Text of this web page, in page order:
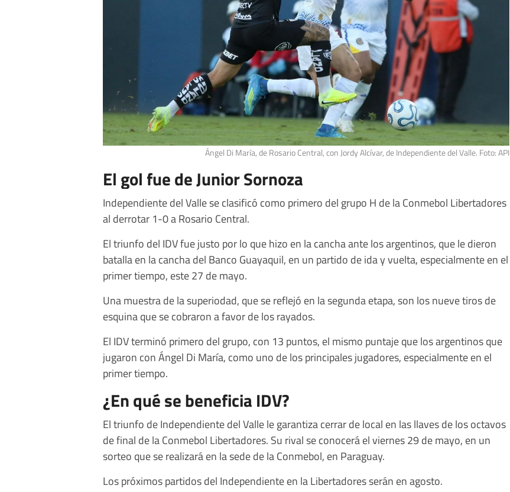
Ángel Di María, de Rosario Central, con Jordy Alcívar, de Independiente del Valle. Foto: API
El gol fue de Junior Sornoza
Independiente del Valle se clasificó como primero del grupo H de la Conmebol Libertadores
al derrotar 1-0 a Rosario Central.
El triunfo del IDV fue justo por lo que hizo en la cancha ante los argentinos, que le dieron
batalla en la cancha del Banco Guayaquil, en un partido de ida y vuelta, especialmente en el
primer tiempo, este 27 de mayo.
Una muestra de la superiodad, que se reflejó en la segunda etapa, son los nueve tiros de
esquina que se cobraron a favor de los rayados.
El IDV terminó primero del grupo, con 13 puntos, el mismo puntaje que los argentinos que
jugaron con Ángel Di María, como uno de los principales jugadores, especialmente en el
primer tiempo.
¿En qué se beneficia IDV?
El triunfo de Independiente del Valle le garantiza cerrar de local en las llaves de los octavos
de final de la Conmebol Libertadores. Su rival se conocerá el viernes 29 de mayo, en un
sorteo que se realizará en la sede de la Conmebol, en Paraguay.
Los próximos partidos del Independiente en la Libertadores serán en agosto.